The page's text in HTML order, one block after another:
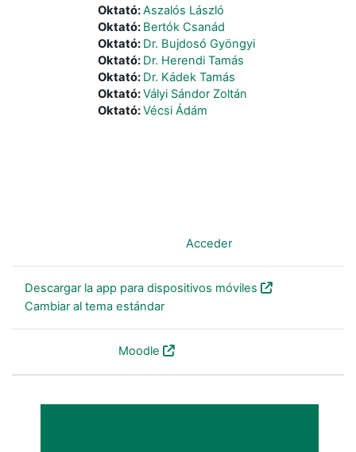
Oktató:Aszalós László
Oktató: Bertók Csanád
Oktató: Dr. Bujdosó Gyöngyi
Oktató: Dr. Herendi Tamás
Oktató: Dr. Kádek Tamás
Oktató:Vályi Sándor Zoltán
Oktató:Vécsi Ádám
Acceder)
Descargar la app para dispositivos móviles
Cambiar al tema estándar
Moodle